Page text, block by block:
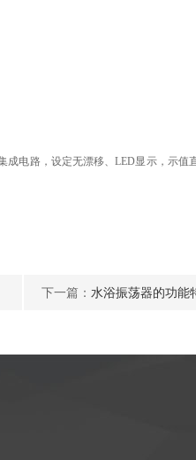
成电路，设定无漂移、LED显示，示值
下一篇： 水浴振荡器的功能